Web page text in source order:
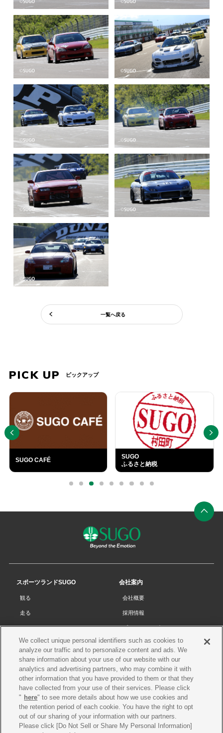
一覧へ戻る
PICK UP ピックアップ
SUGO CAFÉ
SUGO
ふるさと納税
外
部
0 1 2 3 4 5 6 7 8
PREV NEXT
の
スポーツランドSUGO
観る
走る
チケット
リザルト
コース・施設
SUGOで遊ぼう
スクール
イベントスケジュール
営業案内・アクセス
会社案内
会社概要
採用情報
プライバシーポリシー
Cookieポリシー
サイトマップ
お問い合わせ
プレス申請
We collect unique personal identifiers such as cookies to
analyze our traffic and to personalize content and ads. We
share information about your use of our website with our
analytics and advertising partners, who may combine it with
other information that you have provided to them or that they
have collected from your use of their services. Please click
" here" to see more details about how we use cookies and
the retention period of each cookie. You have the right to opt
out of our sharing of your information with our partners.
Please click [Do Not Sell or Share My Personal Information]